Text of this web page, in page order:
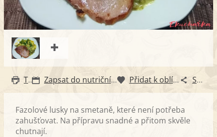
Tisk Zapsat do nutričního diáře Přidat k oblíbeným Sdílet
Fazolové lusky na smetaně, které není potřeba
zahušťovat. Na přípravu snadné a přitom skvěle
chutnají.